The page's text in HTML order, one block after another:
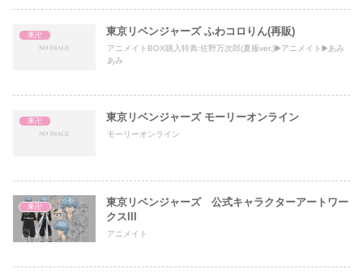
東卍 東京リベンジャーズ ふわコロりん(再販)
アニメイトBOX購入特典:佐野万次郎(夏服ver.)▶️アニメイト▶️あみ
あみ
東卍 東京リベンジャーズ モーリーオンライン
モーリーオンライン
東卍
東京リベンジャーズ 公式キャラクターアートワー
クスIII
アニメイト